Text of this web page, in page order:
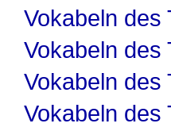
Vokabeln des
Vokabeln des
Vokabeln des
Vokabeln des